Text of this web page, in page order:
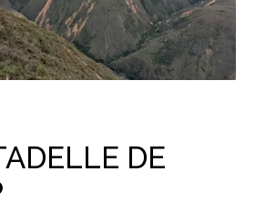
DE